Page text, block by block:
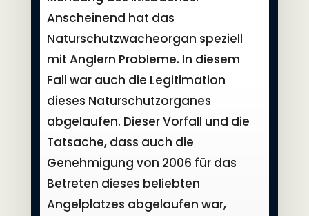
Anscheinend hat das
Naturschutzwacheorgan speziell
mit Anglern Probleme. In diesem
Fall war auch die Legitimation
dieses Naturschutzorganes
abgelaufen. Dieser Vorfall und die
Tatsache, dass auch die
Genehmigung von 2006 für das
Betreten dieses beliebten
Angelplatzes abgelaufen war,